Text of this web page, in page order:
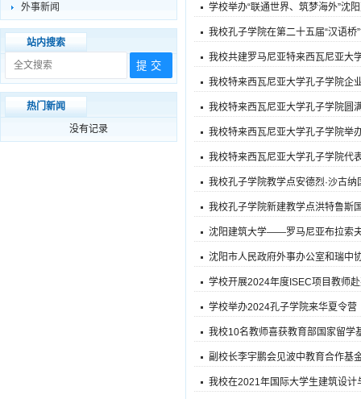
外事新闻
站内搜索
热门新闻
没有记录
学校举办“联通世界、筑梦海外”沈
我校孔子学院在第二十五届“汉语
我校共建罗马尼亚特来西瓦尼亚大
我校特来西瓦尼亚大学孔子学院企
我校特来西瓦尼亚大学孔子学院圆
我校特来西瓦尼亚大学孔子学院举
我校特来西瓦尼亚大学孔子学院代
我校孔子学院教学点安德烈·沙古
我校孔子学院新建教学点洪特鲁斯
沈阳建筑大学——罗马尼亚布拉索
沈阳市人民政府外事办公室和瑞中
学校开展2024年度ISEC项目教师
学校举办2024孔子学院来华夏令营
我校10名教师喜获教育部国家留学
副校长李宇鹏会见波中教育合作基
我校在2021年国际大学生建筑设计